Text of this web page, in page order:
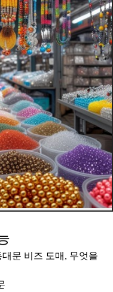
문 비즈 도매, 무엇을